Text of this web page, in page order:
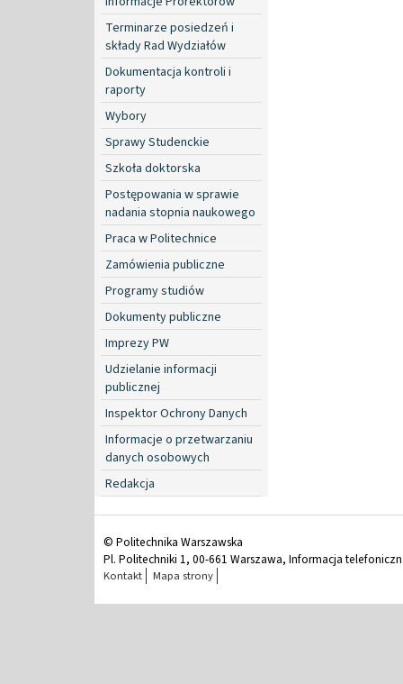
Terminarze posiedzeń i
składy Rad Wydziałów
Dokumentacja kontroli i
raporty
Wybory
Sprawy Studenckie
Szkoła doktorska
Postępowania w sprawie
nadania stopnia naukowego
Praca w Politechnice
Zamówienia publiczne
Programy studiów
Dokumenty publiczne
Imprezy PW
Udzielanie informacji
publicznej
Inspektor Ochrony Danych
Informacje o przetwarzaniu
danych osobowych
Redakcja
© Politechnika Warszawska
Pl. Politechniki 1, 00-661 Warszawa, Informacja
Kontakt Mapa strony